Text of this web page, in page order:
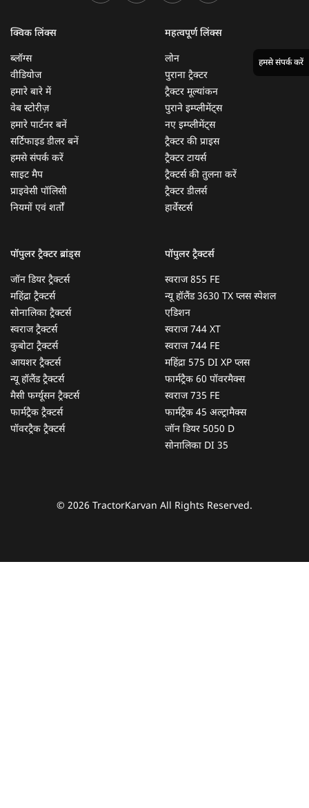
क्विक लिंक्स
ब्लॉग्स
वीडियोज
हमारे बारे में
वेब स्टोरीज़
हमारे पार्टनर बनें
सर्टिफाइड डीलर बनें
हमसे संपर्क करें
साइट मैप
प्राइवेसी पॉलिसी
नियमों एवं शर्तों
महत्वपूर्ण लिंक्स
लोन
पुराना ट्रैक्टर
ट्रैक्टर मूल्यांकन
पुराने इम्प्लीमेंट्स
नए इम्प्लीमेंट्स
ट्रैक्टर की प्राइस
ट्रैक्टर टायर्स
ट्रैक्टर्स की तुलना करें
ट्रैक्टर डीलर्स
हार्वेस्टर्स
पॉपुलर ट्रैक्टर ब्रांड्स
जॉन डियर ट्रैक्टर्स
महिंद्रा ट्रैक्टर्स
सोनालिका ट्रैक्टर्स
स्वराज ट्रैक्टर्स
कुबोटा ट्रैक्टर्स
आयशर ट्रैक्टर्स
न्यू हॉलैंड ट्रैक्टर्स
मैसी फर्ग्यूसन ट्रैक्टर्स
फार्मट्रैक ट्रैक्टर्स
पॉवरट्रैक ट्रैक्टर्स
पॉपुलर ट्रैक्टर्स
स्वराज 855 FE
न्यू हॉलैंड 3630 TX प्लस स्पेशल
एडिशन
स्वराज 744 XT
स्वराज 744 FE
महिंद्रा 575 DI XP प्लस
फार्मट्रैक 60 पॉवरमैक्स
स्वराज 735 FE
फार्मट्रैक 45 अल्ट्रामैक्स
जॉन डियर 5050 D
सोनालिका DI 35
© 2026 TractorKarvan All Rights Reserved.
हमसे संपर्क करें